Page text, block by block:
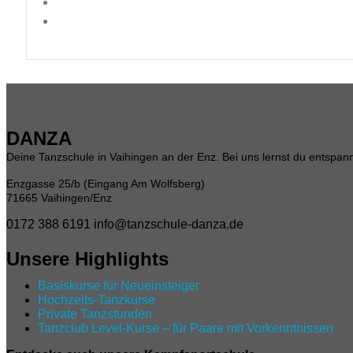
DANZA
Deine Tanzschule in Vaihingen an der Enz. Bei uns lernst du
Enzgasse 25/b (Eingang Am Wolfsberg)
71665 Vaihingen/Enz
0172 388 6191 info@tanzschule-danza.de
Unsere Highlights
Basiskurse für Neueinsteiger
Hochzeits-Tanzkurse
Private Tanzstunden
Tanzclub Level‑Kurse – für Paare mit Vorkenntnissen